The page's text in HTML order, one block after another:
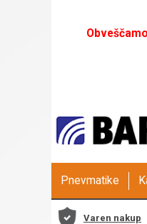
Pnevmatike
Varen nakup